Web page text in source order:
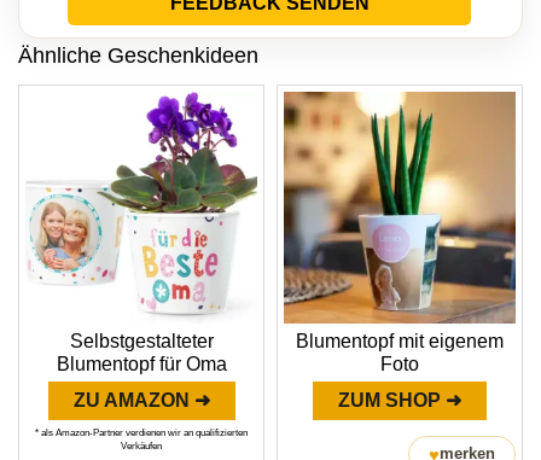
Ähnliche Geschenkideen
Selbstgestalteter
Blumentopf für Oma
ZU AMAZON ➜
* als Amazon-Partner verdienen wir an qualifizierten
Verkäufen
Blumentopf mit eigenem
Foto
ZUM SHOP ➜
♥merken